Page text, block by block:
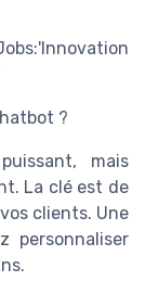
?
mais
La clé est de
clients. Une
personnaliser